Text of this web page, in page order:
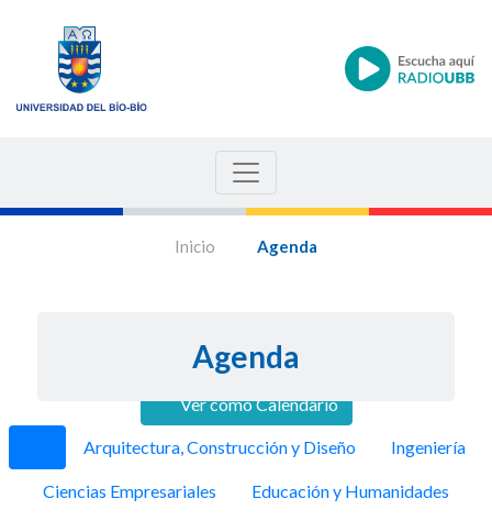
Inicio Agenda
Agenda
Anterior
Ver como Calendario
Arquitectura, Construcción y Diseño Ingeniería
Ciencias Empresariales Educación y Humanidades